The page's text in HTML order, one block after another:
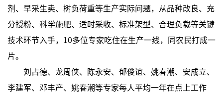
剂、早采生卖、树负荷重等生产实际问题，从品种改良、充
分授粉、科学施肥、适时采收、标准架型、合理负载等关键
技术环节入手，10多位专家吃住在生产一线，同农民打成一
片。
刘占德、龙周侠、陈永安、郁俊谊、姚春潮、安成立、
李建军、邓丰产、姚春潮等专家每人平均一年在点上工作